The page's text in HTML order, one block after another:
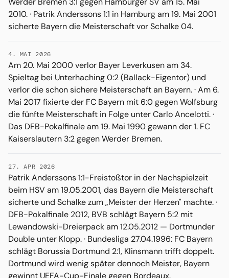
2010. · Patrik Anderssons 1:1 in Hamburg am 19. Mai 2001
sicherte Bayern die Meisterschaft vor Schalke 04.
4. MAI 2026
Am 20. Mai 2000 verlor Bayer Leverkusen am 34.
Spieltag bei Unterhaching 0:2 (Ballack-Eigentor) und
verlor die schon sichere Meisterschaft an Bayern. · Am 6.
Mai 2017 fixierte der FC Bayern mit 6:0 gegen Wolfsburg
die fünfte Meisterschaft in Folge unter Carlo Ancelotti. ·
Das DFB-Pokalfinale am 19. Mai 1990 gewann der 1. FC
Kaiserslautern 3:2 gegen Werder Bremen.
27. APR 2026
Patrik Anderssons 1:1-Freistoßtor in der Nachspielzeit
beim HSV am 19.05.2001, das Bayern die Meisterschaft
sicherte und Schalke zum „Meister der Herzen" machte. ·
DFB-Pokalfinale 2012, BVB schlägt Bayern 5:2 mit
Lewandowski-Dreierpack am 12.05.2012 — Dortmunder
Double unter Klopp. · Bundesliga 27.04.1996: FC Bayern
schlägt Borussia Dortmund 2:1, Klinsmann trifft doppelt.
Dortmund wird wenig später dennoch Meister, Bayern
gewinnt UEFA-Cup-Finale gegen Bordeaux.